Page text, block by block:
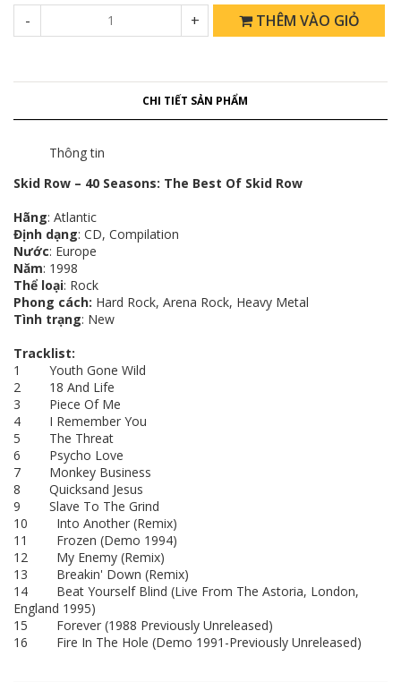
+
- THÊM VÀO GIỎ
CHI TIẾT SẢN PHẨM
Thông tin
Skid Row – 40 Seasons: The Best Of Skid Row
Hãng: Atlantic
Định dạng: CD, Compilation
Nước: Europe
Năm: 1998
Thể loại: Rock
Phong cách: Hard Rock, Arena Rock, Heavy Metal
Tình trạng: New
Tracklist:
1 Youth Gone Wild
2 18 And Life
3 Piece Of Me
4 I Remember You
5 The Threat
6 Psycho Love
7 Monkey Business
8 Quicksand Jesus
9 Slave To The Grind
10 Into Another (Remix)
11 Frozen (Demo 1994)
12 My Enemy (Remix)
13 Breakin' Down (Remix)
14 Beat Yourself Blind (Live From The Astoria, London,
England 1995)
15 Forever (1988 Previously Unreleased)
16 Fire In The Hole (Demo 1991-Previously Unreleased)